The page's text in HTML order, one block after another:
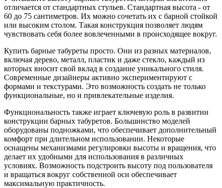
отличается от стандартных стульев. Стандартная высота - от
60 до 75 сантиметров. Их можно сочетать их с барной стойкой
или высоким столом. Такая конструкция позволяет людям
чувствовать себя более вовлеченными в происходящее вокруг.
Купить барные табуреты просто. Они из разных материалов,
включая дерево, металл, пластик и даже стекло, каждый из
которых вносит свой вклад в создание уникального стиля.
Современные дизайнеры активно экспериментируют с
формами и текстурами. Это возможность создать не только
функциональные, но и привлекательные изделия.
Функциональность также играет ключевую роль в развитии
конструкции барных табуретов. Большинство моделей
оборудованы подножками, что обеспечивает дополнительный
комфорт при длительном использовании. Некоторые
оснащены механизмами регулировки высоты и вращения, что
делает их удобными для использования в различных
условиях. Возможность подстроить высоту под пользователя
и вращаться вокруг собственной оси обеспечивает
максимальную практичность.